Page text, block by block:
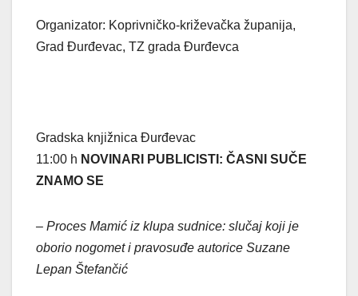
Organizator: Koprivničko-križevačka županija,
Grad Đurđevac, TZ grada Đurđevca
Gradska knjižnica Đurđevac
11:00 h NOVINARI PUBLICISTI: ČASNI SUČE
ZNAMO SE
– Proces Mamić iz klupa sudnice: slučaj koji je
oborio nogomet i pravosuđe autorice Suzane
Lepan Štefančić